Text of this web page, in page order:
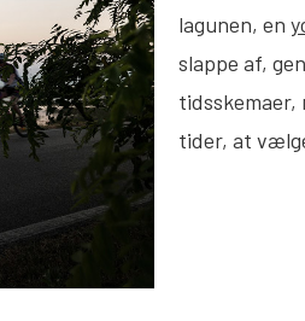
lagunen, en
slappe af,
tider, at